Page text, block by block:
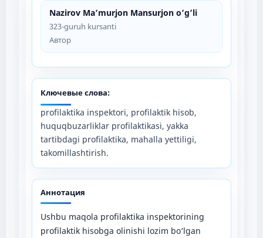
Nazirov Ma’murjon Mansurjon o’g’li
323-guruh kursanti
Автор
Ключевые слова:
profilaktika inspektori, profilaktik hisob,
huquqbuzarliklar profilaktikasi, yakka
tartibdagi profilaktika, mahalla yettiligi,
takomillashtirish.
Аннотация
Ushbu maqola profilaktika inspektorining
profilaktik hisobga olinishi lozim bo‘lgan